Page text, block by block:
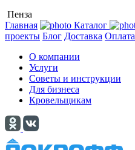
Пенза
Главная
Каталог
проекты Блог Доставка Оплата
О компании
Услуги
Советы и инструкции
Для бизнеса
Кровельщикам